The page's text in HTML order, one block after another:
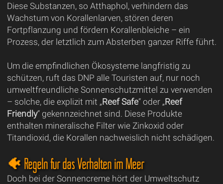
Diese Substanzen, so Atthaphol, verhindern das
Wachstum von Korallenlarven, stören deren
Fortpflanzung und fördern Korallenbleiche – ein
Prozess, der letztlich zum Absterben ganzer Riffe führt.
Um die empfindlichen Ökosysteme langfristig zu
schützen, ruft das DNP alle Touristen auf, nur noch
umweltfreundliche Sonnenschutzmittel zu verwenden
– solche, die explizit mit „Reef Safe“ oder „Reef
Friendly“ gekennzeichnet sind. Diese Produkte
enthalten mineralische Filter wie Zinkoxid oder
Titandioxid, die Korallen nachweislich nicht schädigen.
🐠 Regeln für das Verhalten im Meer
Doch bei der Sonnencreme hört der Umweltschutz